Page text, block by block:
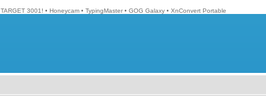
TARGET 3001! • Honeycam • TypingMaster • GOG Galaxy • XnConvert Portable